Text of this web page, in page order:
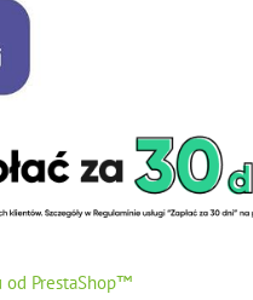
od PrestaShop™